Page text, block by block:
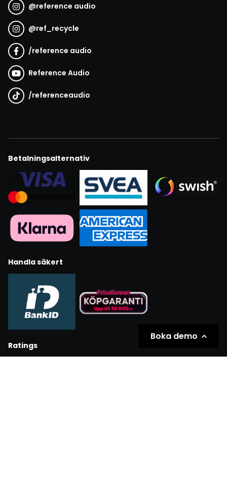
@reference audio
@ref_recycle
/reference audio
Reference Audio
/referenceaudio
Betalningsalternativ
Handla säkert
Ratings
Boka demo